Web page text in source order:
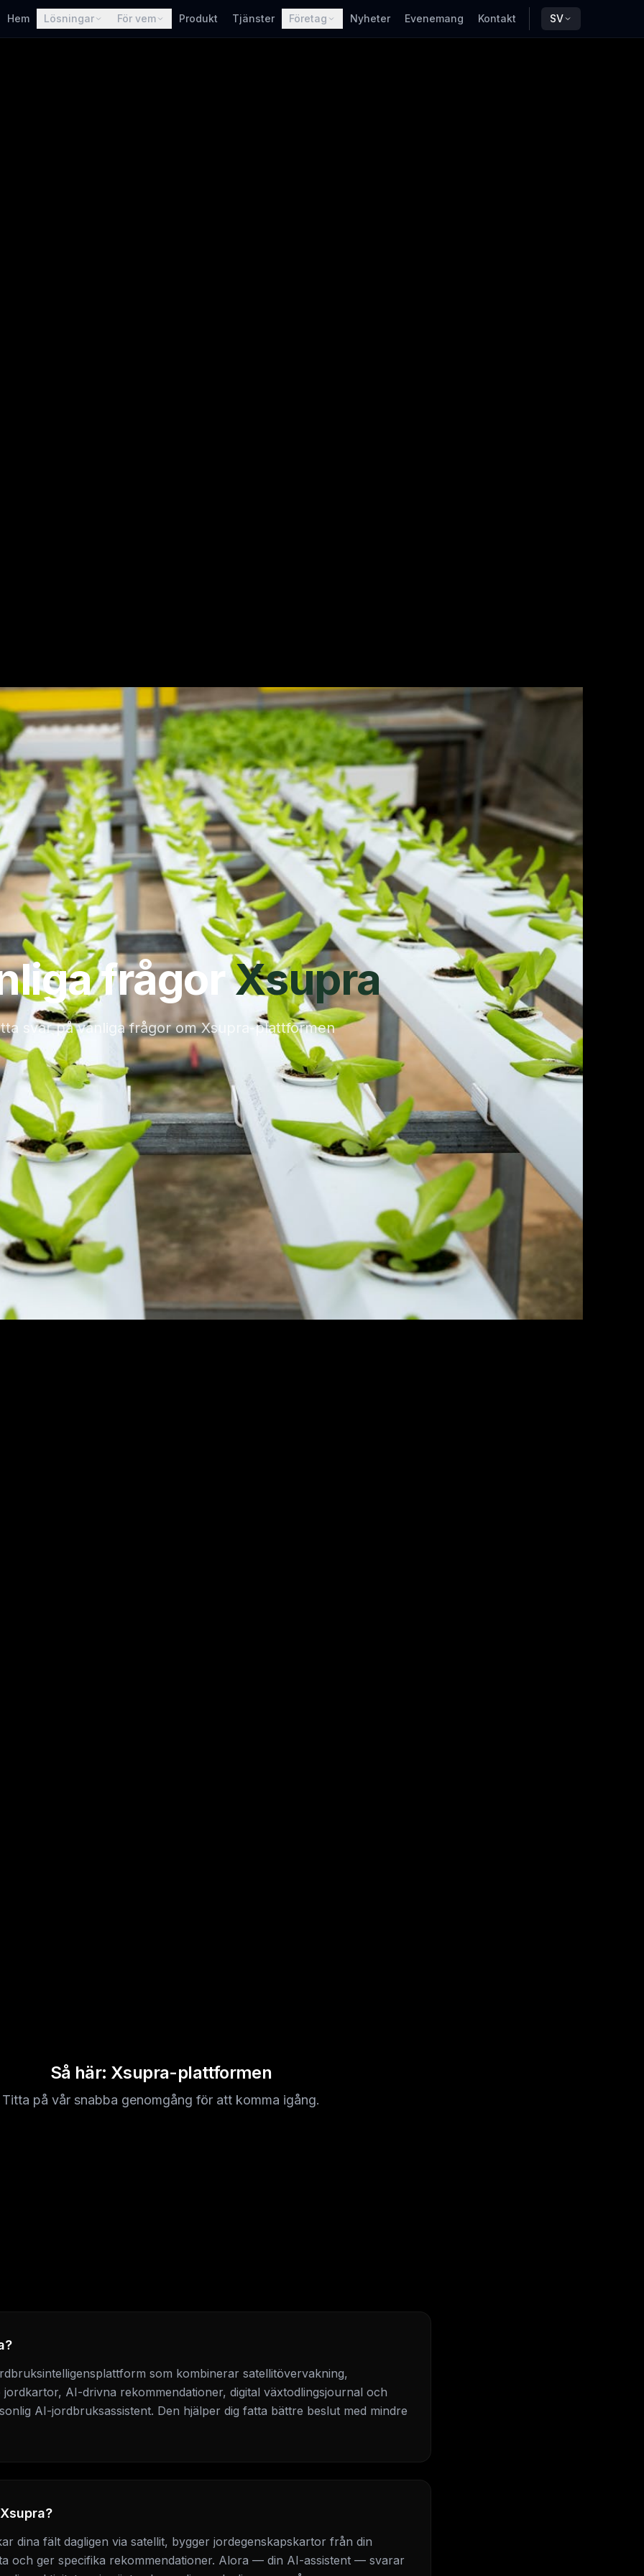
Hem Lösningar För vem Produkt Tjänster Företag Nyheter Evenemang Kontakt SV
frågorXsupra
svar på vanliga frågor om Xsupra-plattformen
Så här: Xsupra-plattformen
Titta på vår snabba genomgång för att komma igång.
som kombinerar satellitövervakning,
jordkartor, AI-drivna rekommendationer, digital växtodlingsjournal och
AI-jordbruksassistent. Den hjälper dig fatta bättre beslut med mindre
dina fält dagligen via satellit, bygger jordegenskapskartor från din
och ger specifika rekommendationer. Alora — din AI-assistent — svarar